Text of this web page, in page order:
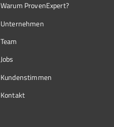
Warum ProvenExpert?
Unternehmen
Team
Jobs
Kundenstimmen
Kontakt